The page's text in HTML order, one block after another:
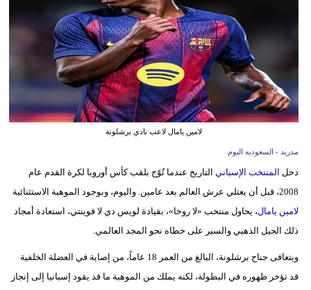
أخبار
علوم
وتكنولوجيا
مدوَّنات
لامين يامال لاعب نادي برشلونة
مدريد - السعوديه اليوم
دخل المنتخب الإسباني التاريخ عندما تُوّج بلقب كأس أوروبا لكرة القدم عام
2008، قبل أن يعتلي عرش العالم بعد عامين. واليوم، وبوجود الموهبة الاستثنائية
لامين يامال، يحاول منتخب «لا روخا»، بقيادة لويس دي لا فوينتي، استعادة أمجاد
ذلك الجيل الذهبي والسير على خطاه نحو المجد العالمي.
ويتعافى جناح برشلونة، البالغ من العمر 18 عاماً، من إصابة في العضلة الخلفية
قد تؤخر ظهوره في البطولة، لكنه يملك من الموهبة ما قد يقود إسبانيا إلى إنجاز